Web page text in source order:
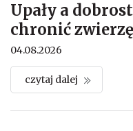
Upały a
chronić
04.08.2026
czytaj dalej